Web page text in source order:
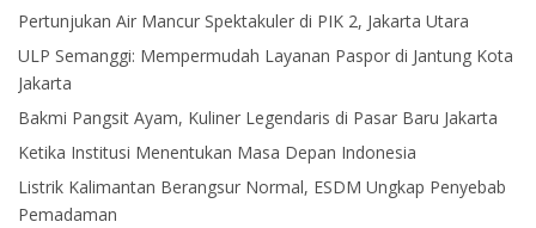
Pertunjukan Air Mancur Spektakuler di PIK 2, Jakarta Utara
ULP Semanggi: Mempermudah Layanan Paspor di Jantung Kota
Jakarta
Bakmi Pangsit Ayam, Kuliner Legendaris di Pasar Baru Jakarta
Ketika Institusi Menentukan Masa Depan Indonesia
Listrik Kalimantan Berangsur Normal, ESDM Ungkap Penyebab
Pemadaman